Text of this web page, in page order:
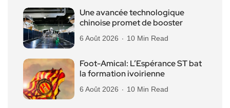
Une avancée technologique
chinoise promet de booster
6 Août 2026 10 Min Read
Foot-Amical: L’Espérance ST bat
la formation ivoirienne
6 Août 2026 10 Min Read